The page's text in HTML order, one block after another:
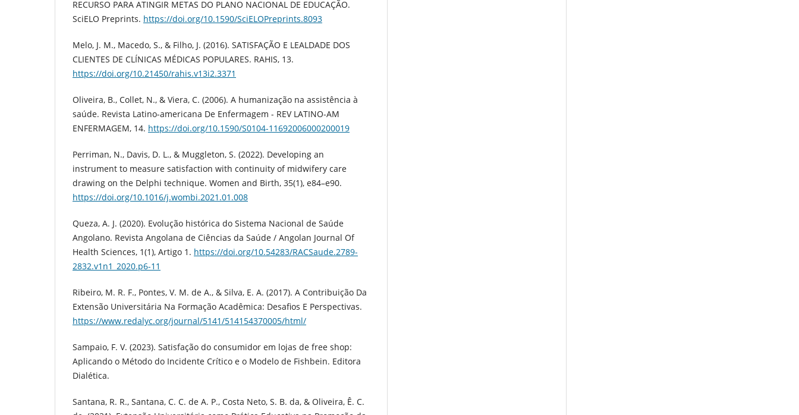
RECURSO PARA ATINGIR METAS DO PLANO NACIONAL DE EDUCAÇÃO.
SciELO Preprints. https://doi.org/10.1590/SciELOPreprints.8093
Melo, J. M., Macedo, S., & Filho, J. (2016). SATISFAÇÃO E LEALDADE DOS
CLIENTES DE CLÍNICAS MÉDICAS POPULARES. RAHIS, 13.
https://doi.org/10.21450/rahis.v13i2.3371
Oliveira, B., Collet, N., & Viera, C. (2006). A humanização na assistência à
saúde. Revista Latino-americana De Enfermagem - REV LATINO-AM
ENFERMAGEM, 14. https://doi.org/10.1590/S0104-11692006000200019
Perriman, N., Davis, D. L., & Muggleton, S. (2022). Developing an
instrument to measure satisfaction with continuity of midwifery care
drawing on the Delphi technique. Women and Birth, 35(1), e84–e90.
https://doi.org/10.1016/j.wombi.2021.01.008
Queza, A. J. (2020). Evolução histórica do Sistema Nacional de Saúde
Angolano. Revista Angolana de Ciências da Saúde / Angolan Journal Of
Health Sciences, 1(1), Artigo 1. https://doi.org/10.54283/RACSaude.2789-
2832.v1n1_2020.p6-11
Ribeiro, M. R. F., Pontes, V. M. de A., & Silva, E. A. (2017). A Contribuição Da
Extensão Universitária Na Formação Acadêmica: Desafios E Perspectivas.
https://www.redalyc.org/journal/5141/514154370005/html/
Sampaio, F. V. (2023). Satisfação do consumidor em lojas de free shop:
Aplicando o Método do Incidente Crítico e o Modelo de Fishbein. Editora
Dialética.
Santana, R. R., Santana, C. C. de A. P., Costa Neto, S. B. da, & Oliveira, Ê. C.